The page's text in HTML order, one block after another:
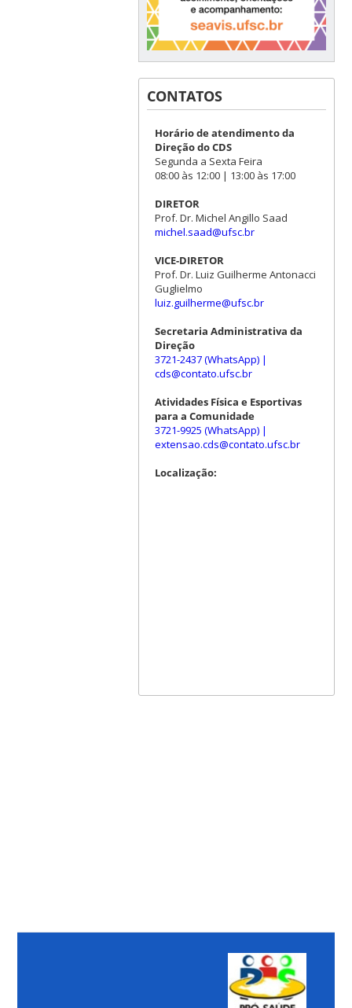
CONTATOS
Horário de atendimento da
Direção do CDS
Segunda a Sexta Feira
08:00 às 12:00 | 13:00 às 17:00
DIRETOR
Prof. Dr. Michel Angillo Saad
michel.saad@ufsc.br
VICE-DIRETOR
Prof. Dr. Luiz Guilherme Antonacci
Guglielmo
luiz.guilherme@ufsc.br
Secretaria Administrativa da
Direção
3721-2437 (WhatsApp) |
cds@contato.ufsc.br
Atividades Física e Esportivas
para a Comunidade
3721-9925 (WhatsApp) |
extensao.cds@contato.ufsc.br
Localização: